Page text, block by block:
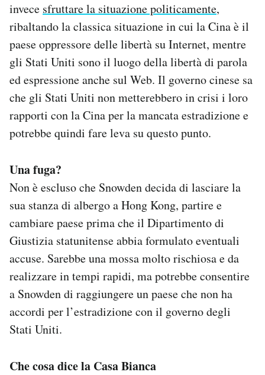
invece sfruttare la situazione politicamente,
ribaltando la classica situazione in cui la Cina è il
paese oppressore delle libertà su Internet, mentre
gli Stati Uniti sono il luogo della libertà di parola
ed espressione anche sul Web. Il governo cinese sa
che gli Stati Uniti non metterebbero in crisi i loro
rapporti con la Cina per la mancata estradizione e
potrebbe quindi fare leva su questo punto.
Una fuga?
Non è escluso che Snowden decida di lasciare la
sua stanza di albergo a Hong Kong, partire e
cambiare paese prima che il Dipartimento di
Giustizia statunitense abbia formulato eventuali
accuse. Sarebbe una mossa molto rischiosa e da
realizzare in tempi rapidi, ma potrebbe consentire
a Snowden di raggiungere un paese che non ha
accordi per l’estradizione con il governo degli
Stati Uniti.
Che cosa dice la Casa Bianca